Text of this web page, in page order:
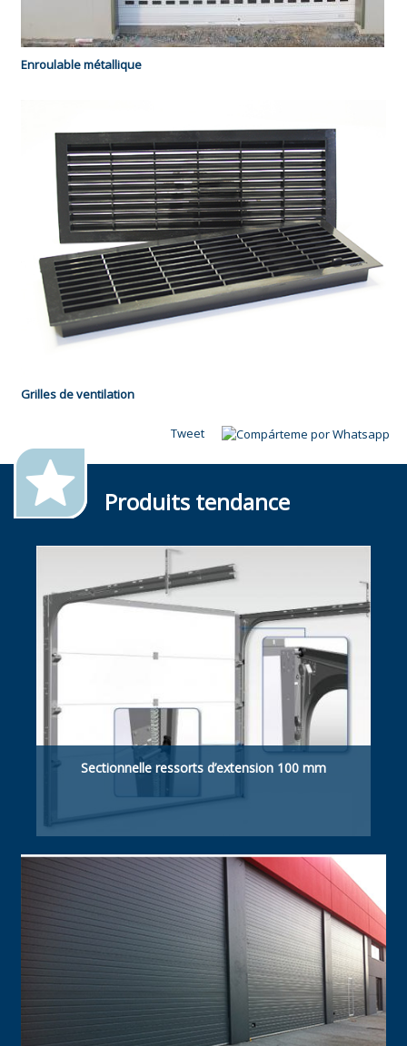
Enroulable métallique
Grilles de ventilation
Tweet
Produits tendance
Sectionnelle ressorts d’extension 100 mm
Retombée de linteau suffisante 100 mm
manuelle / motorisée.